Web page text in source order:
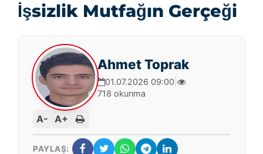
İşsizlik Mutfağın Gerçeği
Ahmet Toprak
01.07.2026 09:00
718 okunma
A- A+
PAYLAŞ: